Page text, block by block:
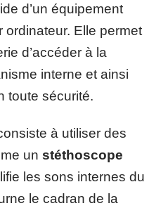
d’un équipement
Elle permet
d’accéder à la
interne et ainsi
toute sécurité.
à utiliser des
un stéthoscope
les sons internes du
le cadran de la